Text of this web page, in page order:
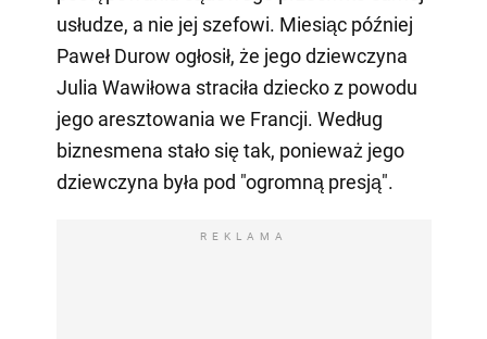
usłudze, a nie jej szefowi. Miesiąc później
Paweł Durow ogłosił, że jego dziewczyna
Julia Wawiłowa straciła dziecko z powodu
jego aresztowania we Francji. Według
biznesmena stało się tak, ponieważ jego
dziewczyna była pod "ogromną presją".
REKLAMA